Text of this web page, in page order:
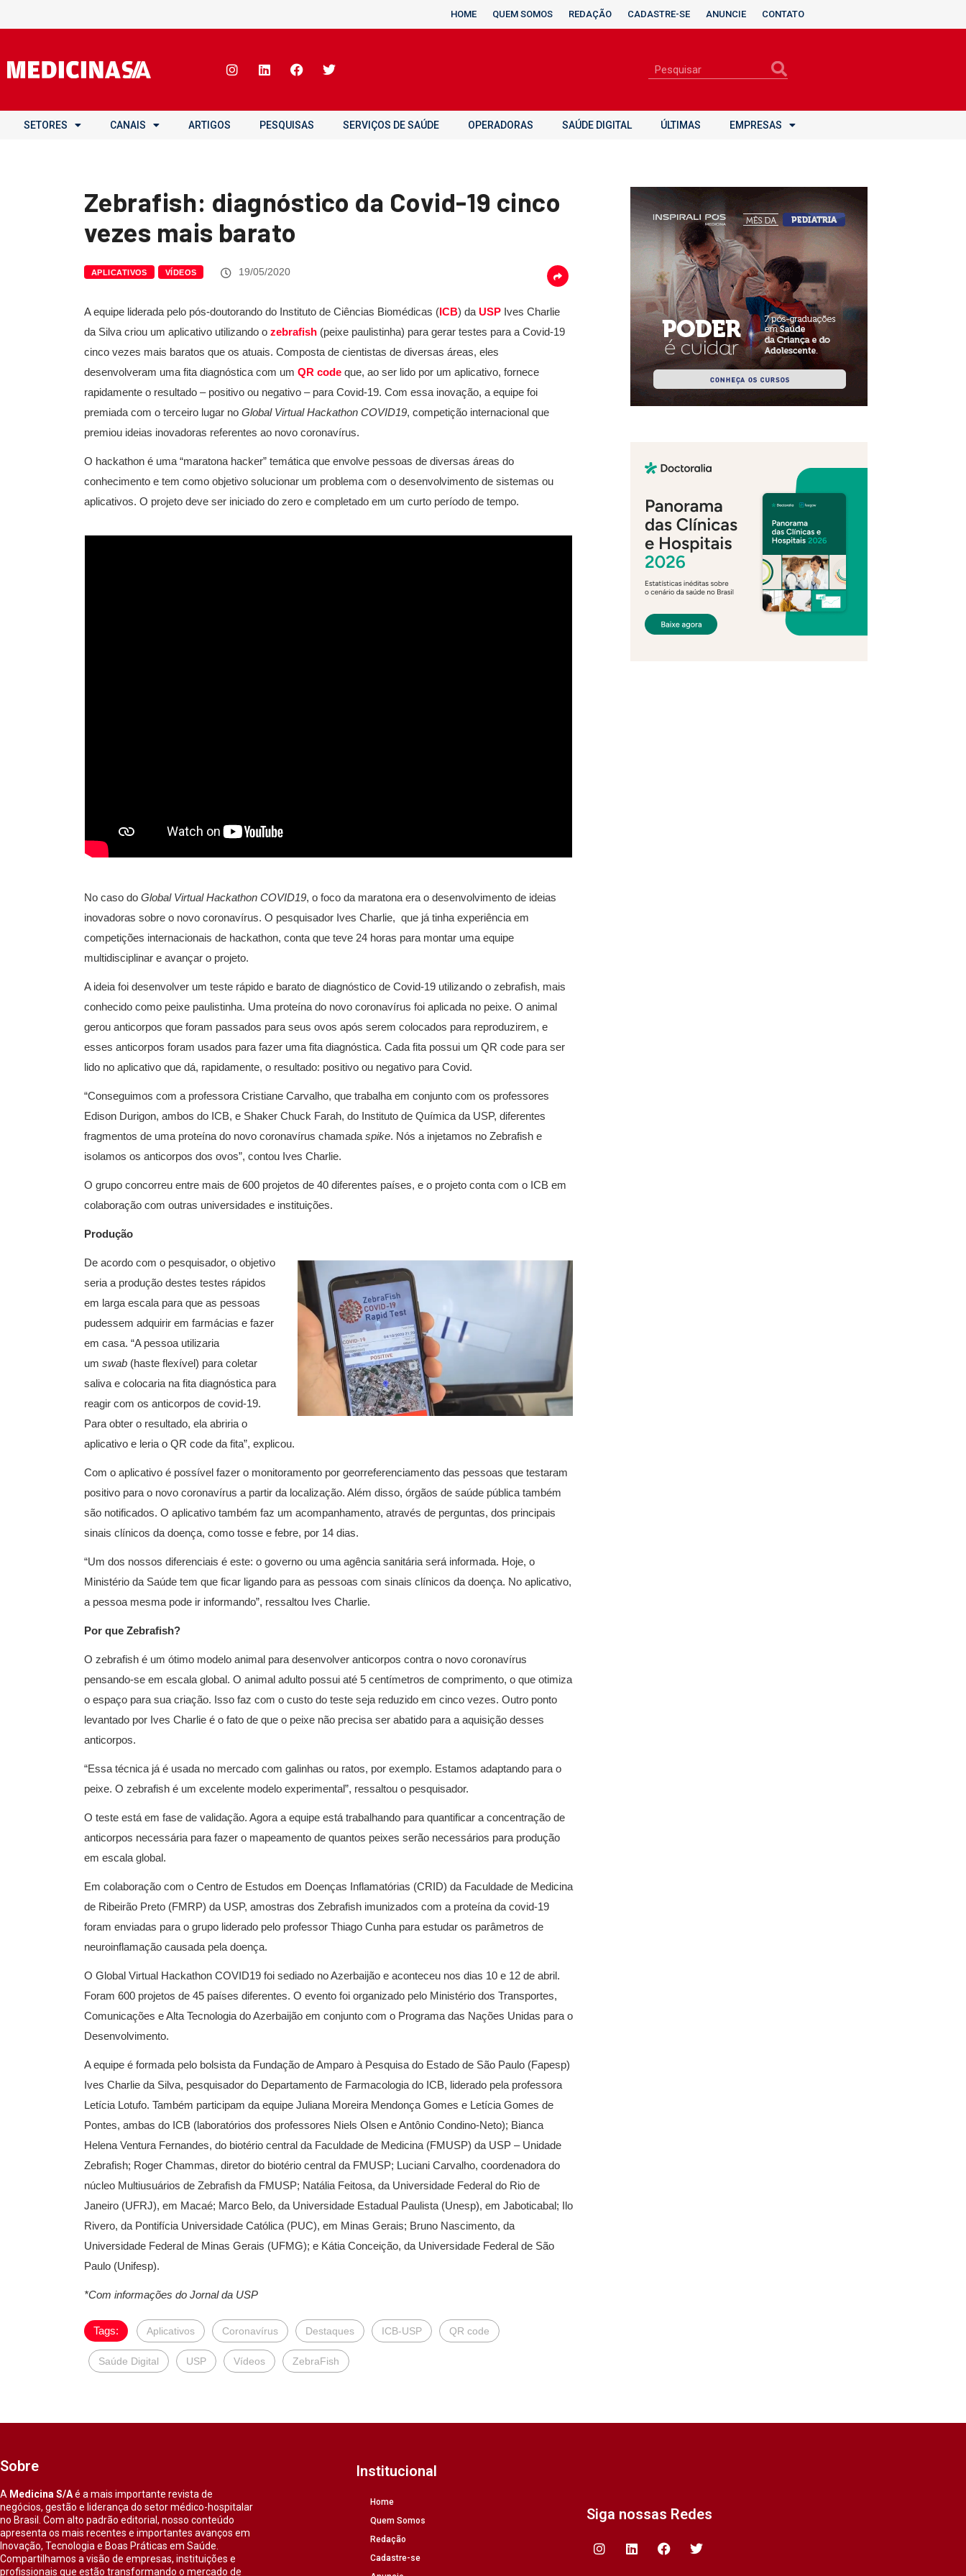
HOME QUEM SOMOS REDAÇÃO CADASTRE-SE ANUNCIE CONTATO
SETORES CANAIS ARTIGOS PESQUISAS SERVIÇOS DE SAÚDE OPERADORAS SAÚDE DIGITAL ÚLTIMAS EMPRESAS
Zebrafish: diagnóstico da Covid-19 cinco
vezes mais barato
APLICATIVOS VÍDEOS 19/05/2020
A equipe liderada pelo pós-doutorando do Instituto de Ciências Biomédicas (ICB) da USP Ives Charlie
da Silva criou um aplicativo utilizando o zebrafish (peixe paulistinha) para gerar testes para a Covid-19
cinco vezes mais baratos que os atuais. Composta de cientistas de diversas áreas, eles
desenvolveram uma fita diagnóstica com um QR code que, ao ser lido por um aplicativo, fornece
rapidamente o resultado – positivo ou negativo – para Covid-19. Com essa inovação, a equipe foi
premiada com o terceiro lugar no Global Virtual Hackathon COVID19, competição internacional que
premiou ideias inovadoras referentes ao novo coronavírus.
O hackathon é uma “maratona hacker” temática que envolve pessoas de diversas áreas do
conhecimento e tem como objetivo solucionar um problema com o desenvolvimento de sistemas ou
aplicativos. O projeto deve ser iniciado do zero e completado em um curto período de tempo.
No caso do Global Virtual Hackathon COVID19, o foco da maratona era o desenvolvimento de ideias
inovadoras sobre o novo coronavírus. O pesquisador Ives Charlie, que já tinha experiência em
competições internacionais de hackathon, conta que teve 24 horas para montar uma equipe
multidisciplinar e avançar o projeto.
A ideia foi desenvolver um teste rápido e barato de diagnóstico de Covid-19 utilizando o zebrafish, mais
conhecido como peixe paulistinha. Uma proteína do novo coronavírus foi aplicada no peixe. O animal
gerou anticorpos que foram passados para seus ovos após serem colocados para reproduzirem, e
esses anticorpos foram usados para fazer uma fita diagnóstica. Cada fita possui um QR code para ser
lido no aplicativo que dá, rapidamente, o resultado: positivo ou negativo para Covid.
“Conseguimos com a professora Cristiane Carvalho, que trabalha em conjunto com os professores
Edison Durigon, ambos do ICB, e Shaker Chuck Farah, do Instituto de Química da USP, diferentes
fragmentos de uma proteína do novo coronavírus chamada spike. Nós a injetamos no Zebrafish e
isolamos os anticorpos dos ovos”, contou Ives Charlie.
O grupo concorreu entre mais de 600 projetos de 40 diferentes países, e o projeto conta com o ICB em
colaboração com outras universidades e instituições.
Produção
De acordo com o pesquisador, o objetivo
seria a produção destes testes rápidos
em larga escala para que as pessoas
pudessem adquirir em farmácias e fazer
em casa. “A pessoa utilizaria
um swab (haste flexível) para coletar
saliva e colocaria na fita diagnóstica para
reagir com os anticorpos de covid-19.
Para obter o resultado, ela abriria o
aplicativo e leria o QR code da fita”, explicou.
Com o aplicativo é possível fazer o monitoramento por georreferenciamento das pessoas que testaram
positivo para o novo coronavírus a partir da localização. Além disso, órgãos de saúde pública também
são notificados. O aplicativo também faz um acompanhamento, através de perguntas, dos principais
sinais clínicos da doença, como tosse e febre, por 14 dias.
“Um dos nossos diferenciais é este: o governo ou uma agência sanitária será informada. Hoje, o
Ministério da Saúde tem que ficar ligando para as pessoas com sinais clínicos da doença. No aplicativo,
a pessoa mesma pode ir informando”, ressaltou Ives Charlie.
Por que Zebrafish?
O zebrafish é um ótimo modelo animal para desenvolver anticorpos contra o novo coronavírus
pensando-se em escala global. O animal adulto possui até 5 centímetros de comprimento, o que otimiza
o espaço para sua criação. Isso faz com o custo do teste seja reduzido em cinco vezes. Outro ponto
levantado por Ives Charlie é o fato de que o peixe não precisa ser abatido para a aquisição desses
anticorpos.
“Essa técnica já é usada no mercado com galinhas ou ratos, por exemplo. Estamos adaptando para o
peixe. O zebrafish é um excelente modelo experimental”, ressaltou o pesquisador.
O teste está em fase de validação. Agora a equipe está trabalhando para quantificar a concentração de
anticorpos necessária para fazer o mapeamento de quantos peixes serão necessários para produção
em escala global.
Em colaboração com o Centro de Estudos em Doenças Inflamatórias (CRID) da Faculdade de Medicina
de Ribeirão Preto (FMRP) da USP, amostras dos Zebrafish imunizados com a proteína da covid-19
foram enviadas para o grupo liderado pelo professor Thiago Cunha para estudar os parâmetros de
neuroinflamação causada pela doença.
O Global Virtual Hackathon COVID19 foi sediado no Azerbaijão e aconteceu nos dias 10 e 12 de abril.
Foram 600 projetos de 45 países diferentes. O evento foi organizado pelo Ministério dos Transportes,
Comunicações e Alta Tecnologia do Azerbaijão em conjunto com o Programa das Nações Unidas para o
Desenvolvimento.
A equipe é formada pelo bolsista da Fundação de Amparo à Pesquisa do Estado de São Paulo (Fapesp)
Ives Charlie da Silva, pesquisador do Departamento de Farmacologia do ICB, liderado pela professora
Letícia Lotufo. Também participam da equipe Juliana Moreira Mendonça Gomes e Letícia Gomes de
Pontes, ambas do ICB (laboratórios dos professores Niels Olsen e Antônio Condino-Neto); Bianca
Helena Ventura Fernandes, do biotério central da Faculdade de Medicina (FMUSP) da USP – Unidade
Zebrafish; Roger Chammas, diretor do biotério central da FMUSP; Luciani Carvalho, coordenadora do
núcleo Multiusuários de Zebrafish da FMUSP; Natália Feitosa, da Universidade Federal do Rio de
Janeiro (UFRJ), em Macaé; Marco Belo, da Universidade Estadual Paulista (Unesp), em Jaboticabal; Ilo
Rivero, da Pontifícia Universidade Católica (PUC), em Minas Gerais; Bruno Nascimento, da
Universidade Federal de Minas Gerais (UFMG); e Kátia Conceição, da Universidade Federal de São
Paulo (Unifesp).
*Com informações do Jornal da USP
Tags: Aplicativos Coronavírus Destaques ICB-USP QR code
Saúde Digital USP Vídeos ZebraFish
Sobre
A Medicina S/Aé a mais importante revista de
negócios, gestão e liderança do setor médico-hospitalar
no Brasil. Com alto padrão editorial, nosso conteúdo
apresenta os mais recentes e importantes avanços em
Inovação, Tecnologia e Boas Práticas em Saúde.
Compartilhamos a visão de empresas, instituições e
profissionais que estão transformando o mercado de
Institucional
Home
Quem Somos
Redação
Cadastre-se
Siga nossas Redes